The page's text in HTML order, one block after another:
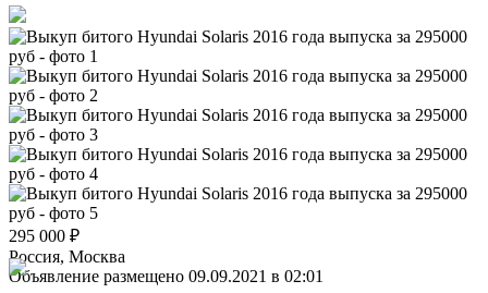
295 000 ₽
Россия, Москва
Объявление размещено 09.09.2021 в 02:01